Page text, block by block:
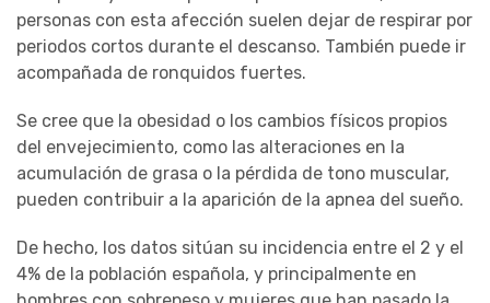
personas con esta afección suelen dejar de respirar por
periodos cortos durante el descanso. También puede ir
acompañada de ronquidos fuertes.
Se cree que la obesidad o los cambios físicos propios
del envejecimiento, como las alteraciones en la
acumulación de grasa o la pérdida de tono muscular,
pueden contribuir a la aparición de la apnea del sueño.
De hecho, los datos sitúan su incidencia entre el 2 y el
4% de la población española, y principalmente en